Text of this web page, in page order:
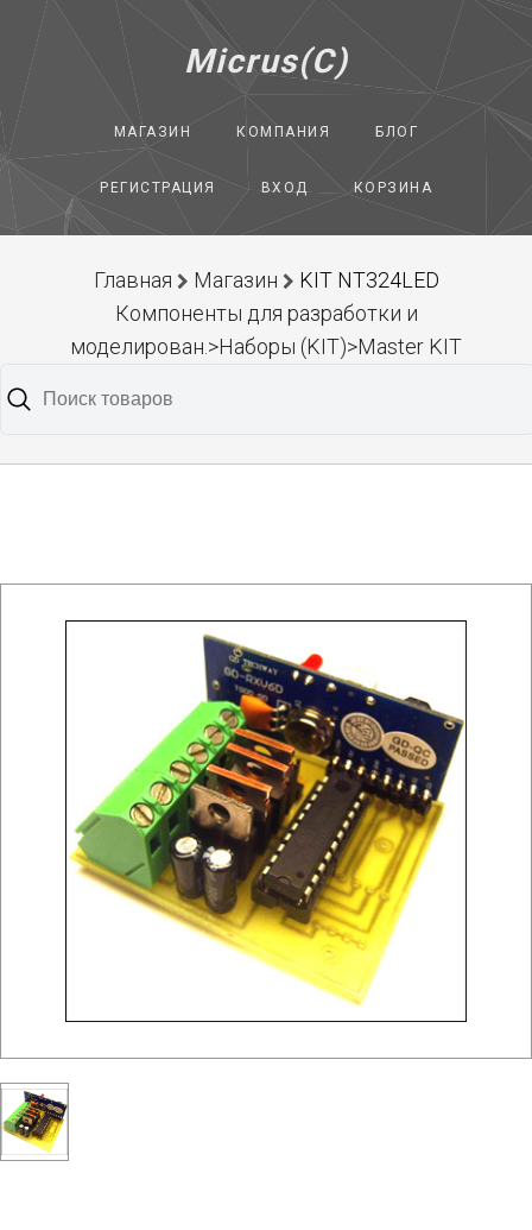
Micrus(C)
МАГАЗИН КОМПАНИЯ БЛОГ
РЕГИСТРАЦИЯ ВХОД КОРЗИНА
Главная Магазин
KIT NT324LED
Компоненты для разработки и
моделирован.>Наборы (KIT)>Master KIT